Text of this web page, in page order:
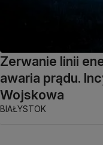
Zerwanie linii
awaria prądu.
Wojskowa
BIAŁYSTOK